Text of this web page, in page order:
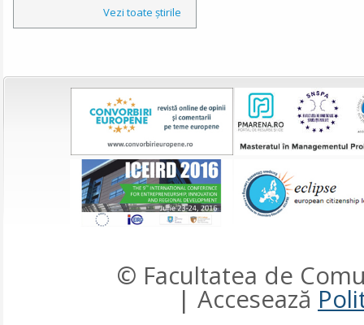
Vezi toate ştirile
© Facultatea de
| Accesează